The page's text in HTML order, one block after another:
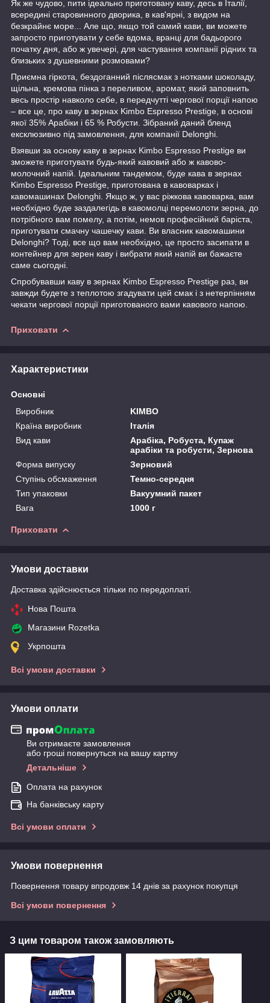
Як же чудово, пити ідеально приготовану каву, десь в Італії,
всередині старовинного дворика, в кав'ярні, з видом на
безкрайнє море... Але що, якщо той самий кави, ви можете
запросто приготувати у себе вдома, вранці для бадьорого
початку дня, або ж увечері, для частування компанії рідних та
близьких з душевними розмовами?
Приємна гіркота, бездоганний післясмак з нотками шоколаду,
щільна, кремова пінка з переливом, аромат, який заповнить
весь простір навколо себе, в передчутті чергової порції напою
– все це, про каву в зернах Kimbo Espresso Prestige, в основі
якої 35% Арабіки і 65 % Робусти. Зібраний даний бленд
ексклюзивно під замовлення, для компанії Delonghi.
Взявши за основу каву в зернах Kimbo Espresso Prestige ви
зможете приготувати будь-який кавовий або ж кавово-
молочний напій. Ідеальним тандемом, буде кава в зернах
Kimbo Espresso Prestige, приготована в кавоварках і
кавомашинах Delonghi. Якщо ж, у вас ріжкова кавоварка, вам
необхідно буде заздалегідь в кавомолці перемолоти зерна, до
потрібного вам помелу, а потім, немов професійний баріста,
приготувати смачну чашечку кави. Ви власник кавомашини
Delonghi? Тоді, все що вам необхідно, це просто засипати в
контейнер для зерен каву і вибрати який напій ви бажаєте
саме сьогодні.
Спробувавши каву в зернах Kimbo Espresso Prestige раз, ви
завжди будете з теплотою згадувати цей смак і з нетерпінням
чекати чергової порції приготованого вами кавового напою.
Приховати
Характеристики
Основні
Виробник
KIMBO
Країна виробник
Італія
Вид кави
Арабіка, Робуста, Купаж
арабіки та робусти, Зернова
Форма випуску
Зерновий
Ступінь обсмаження
Темно-середня
Тип упаковки
Вакуумний пакет
Вага
1000 г
Приховати
Умови доставки
Доставка здійснюється тільки по передоплаті.
Нова Пошта
Магазини Rozetka
Укрпошта
Всі умови доставки
Умови оплати
Ви отримаєте замовлення
або гроші повернуться на вашу картку
Детальніше
Оплата на рахунок
На банківську карту
Всі умови оплати
Умови повернення
Повернення товару впродовж 14 днів за рахунок покупця
Всі умови повернення
З цим товаром також замовляють